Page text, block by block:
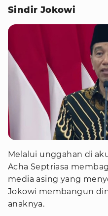
Sindir Jokowi
Melalui unggahan di
Acha Septriasa
media asing yang
Jokowi membangun
anaknya.